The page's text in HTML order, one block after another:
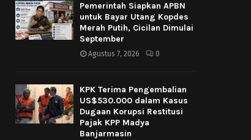
Pemerintah Siapkan APBN
untuk Bayar Utang Kopdes
Merah Putih, Cicilan Dimulai
September
Agustus 7, 2026 0
KPK Terima Pengembalian
US$530.000 dalam Kasus
Dugaan Korupsi Restitusi
Pajak KPP Madya
Banjarmasin